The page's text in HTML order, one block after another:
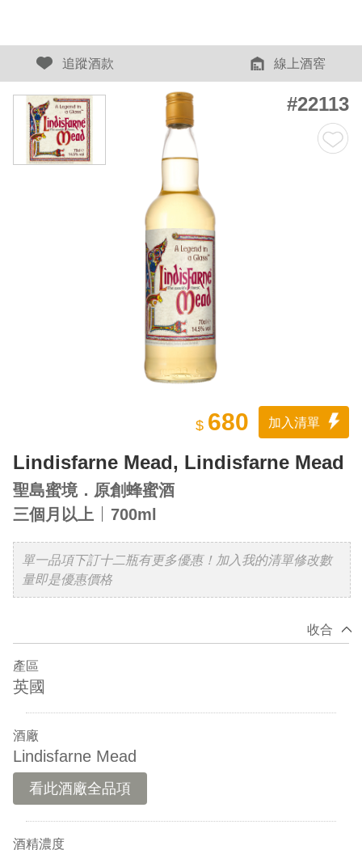
追蹤酒款 線上酒窖
#22113
$ 680 加入清單
Lindisfarne Mead, Lindisfarne Mead
聖島蜜境．原創蜂蜜酒
三個月以上
700ml
單一品項下訂十二瓶有更多優惠！加入我的清單修改數
量即是優惠價格
收合
產區
英國
酒廠
Lindisfarne Mead
看此酒廠全品項
酒精濃度